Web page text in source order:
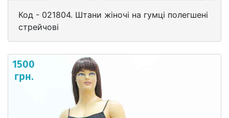
Код - 021804. Штани жіночі на гумці полегшені
стрейчові
1500
грн.